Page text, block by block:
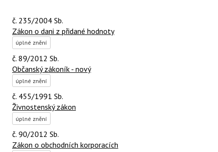
č. 235/2004 Sb.
Zákon o dani z přidané hodnoty
úplné znění
č. 89/2012 Sb.
Občanský zákoník - nový
úplné znění
č. 455/1991 Sb.
Živnostenský zákon
úplné znění
č. 90/2012 Sb.
Zákon o obchodních korporacích